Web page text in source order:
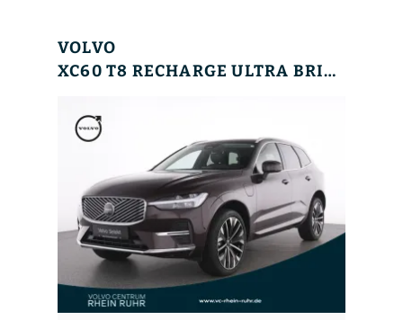
VOLVO
XC60 T8 RECHARGE ULTRA BRIGHT+MASSAGE+LUFT+BO&WI+AHK+